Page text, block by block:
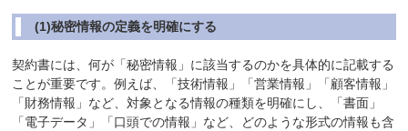
(1)秘密情報の定義を明確にする
契約書には、何が「秘密情報」に該当するのかを具体的に記載する
ことが重要です。例えば、「技術情報」「営業情報」「顧客情報」
「財務情報」など、対象となる情報の種類を明確にし、「書面」
「電子データ」「口頭での情報」など、どのような形式の情報も含